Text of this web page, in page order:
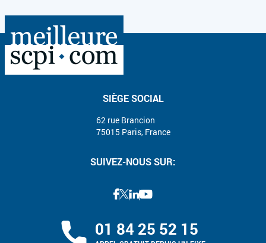
SIÈGE SOCIAL
62 rue Brancion
75015 Paris, France
SUIVEZ-NOUS SUR:
01 84 25 52 15